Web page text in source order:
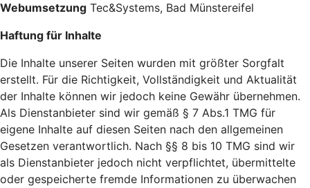
Webumsetzung Tec&Systems, Bad Münstereifel
Haftung für Inhalte
Die Inhalte unserer Seiten wurden mit größter Sorgfalt
erstellt. Für die Richtigkeit, Vollständigkeit und Aktualität
der Inhalte können wir jedoch keine Gewähr übernehmen.
Als Dienstanbieter sind wir gemäß § 7 Abs.1 TMG für
eigene Inhalte auf diesen Seiten nach den allgemeinen
Gesetzen verantwortlich. Nach §§ 8 bis 10 TMG sind wir
als Dienstanbieter jedoch nicht verpflichtet, übermittelte
oder gespeicherte fremde Informationen zu überwachen